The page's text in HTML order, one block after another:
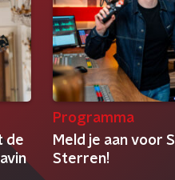
de
Programma
Meld je aan voor
Sterren!